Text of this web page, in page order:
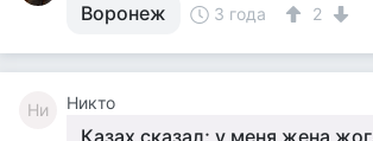
Воронеж 3 года 2
Ни Никто
Казах сказал; у меня жена